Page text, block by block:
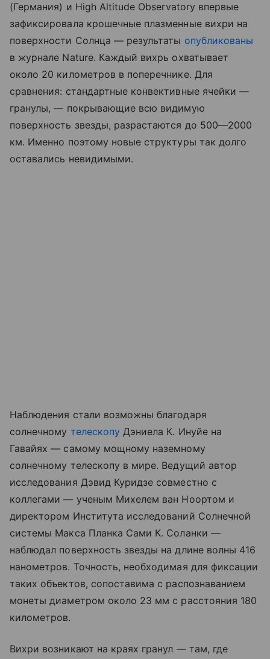
(Германия) и High Altitude Observatory впервые
зафиксировала крошечные плазменные вихри на
поверхности Солнца — результаты опубликованы
в журнале Nature. Каждый вихрь охватывает
около 20 километров в поперечнике. Для
сравнения: стандартные конвективные ячейки —
гранулы, — покрывающие всю видимую
поверхность звезды, разрастаются до 500—2000
км. Именно поэтому новые структуры так долго
оставались невидимыми.
Наблюдения стали возможны благодаря
солнечному телескопу Дэниела К. Инуйе на
Гавайях — самому мощному наземному
солнечному телескопу в мире. Ведущий автор
исследования Дэвид Куридзе совместно с
коллегами — ученым Михелем ван Ноортом и
директором Института исследований Солнечной
системы Макса Планка Сами К. Соланки —
наблюдал поверхность звезды на длине волны 416
нанометров. Точность, необходимая для фиксации
таких объектов, сопоставима с распознаванием
монеты диаметром около 23 мм с расстояния 180
километров.
Вихри возникают на краях гранул — там, где